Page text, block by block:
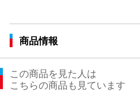
商品情報
この商品を見た人は
こちらの商品も見ています